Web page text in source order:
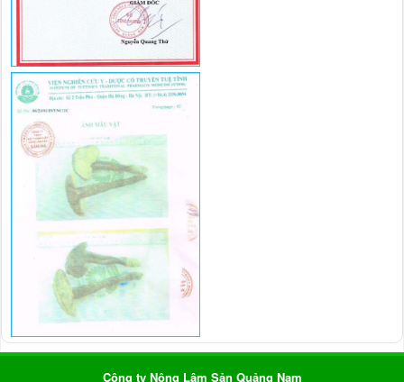
Công ty Nông Lâm Sản Quảng Nam